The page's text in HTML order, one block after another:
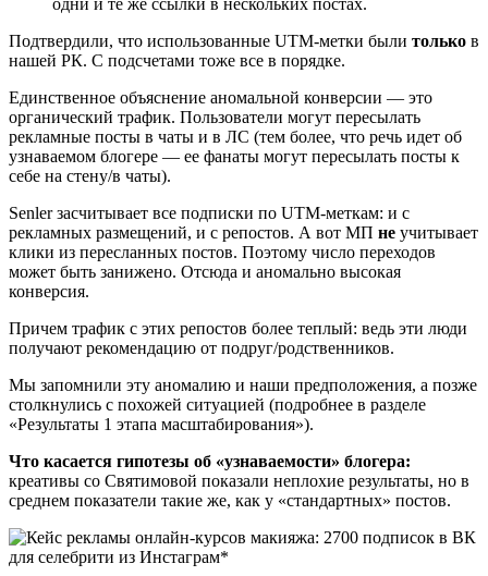
одни и те же ссылки в нескольких постах.
Подтвердили, что использованные UTM-метки были только в
нашей РК. С подсчетами тоже все в порядке.
Единственное объяснение аномальной конверсии — это
органический трафик. Пользователи могут пересылать
рекламные посты в чаты и в ЛС (тем более, что речь идет об
узнаваемом блогере — ее фанаты могут пересылать посты к
себе на стену/в чаты).
Senler засчитывает все подписки по UTM-меткам: и с
рекламных размещений, и с репостов. А вот МП не учитывает
клики из пересланных постов. Поэтому число переходов
может быть занижено. Отсюда и аномально высокая
конверсия.
Причем трафик с этих репостов более теплый: ведь эти люди
получают рекомендацию от подруг/родственников.
Мы запомнили эту аномалию и наши предположения, а позже
столкнулись с похожей ситуацией (подробнее в разделе
«Результаты 1 этапа масштабирования»).
Что касается гипотезы об «узнаваемости» блогера:
креативы со Святимовой показали неплохие результаты, но в
среднем показатели такие же, как у «стандартных» постов.